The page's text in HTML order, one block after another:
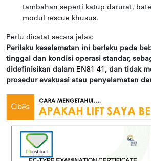
tambahan seperti katup darurat,
modul rescue khusus.
Perlu dicatat secara jelas:
Perilaku keselamatan ini berlaku pada
tinggal dan kondisi operasi standar,
didefinisikan dalam EN81-41 , dan tidak
prosedur evakuasi atau penyelamatan